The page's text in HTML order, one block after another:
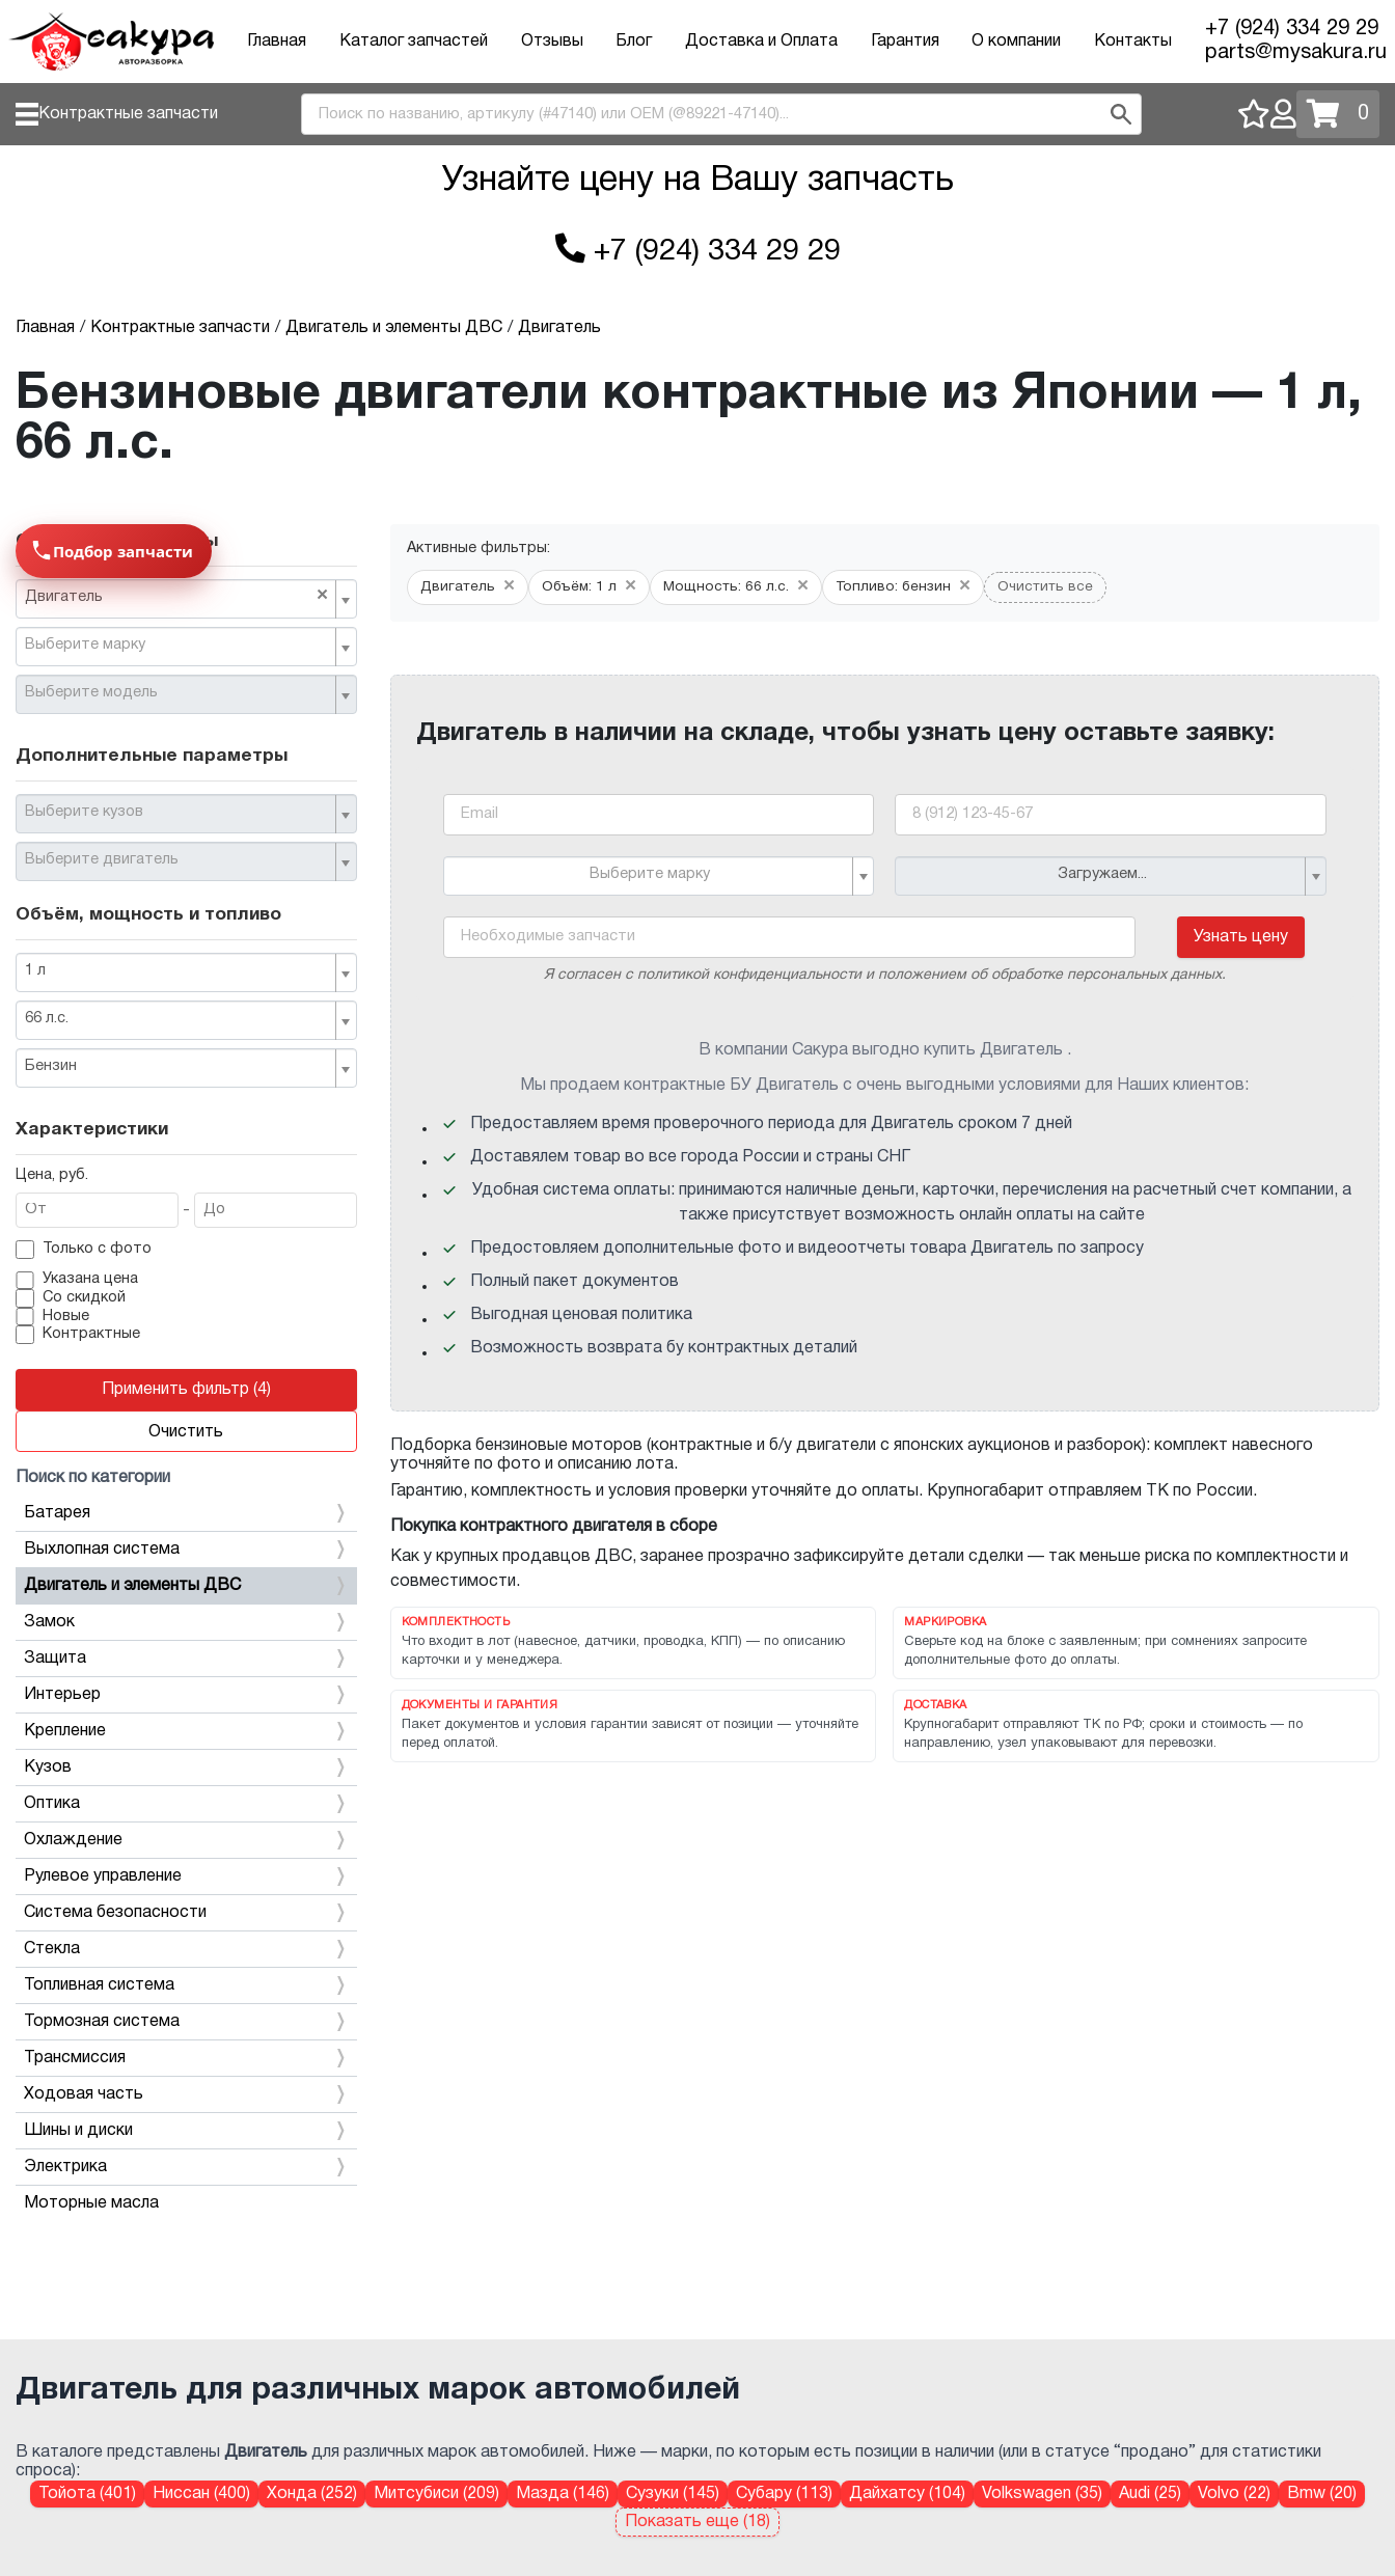
Главная Каталог запчастей Отзывы Блог Доставка и Оплата Гарантия О компании Контакты
+7 (924) 334 29 29
parts@mysakura.ru
Контрактные запчасти 0
Узнайте цену на Вашу запчасть
+7 (924) 334 29 29
Главная Контрактные запчасти Двигатель и элементы ДВС Двигатель
Бензиновые двигатели контрактные из Японии — 1 л,
66 л.с.
Основные параметры
×
Двигатель
Выберите марку
Выберите модель
Дополнительные параметры
Выберите кузов
Выберите двигатель
Объём, мощность и топливо
1 л
66 л.с.
Бензин
Характеристики
Цена, руб.
-
Только с фото
Указана цена
Со скидкой
Новые
Контрактные
Применить фильтр (4)
Очистить
Поиск по категории
Батарея
Выхлопная система
Двигатель и элементы ДВС
Замок
Защита
Интерьер
Крепление
Кузов
Оптика
Охлаждение
Рулевое управление
Система безопасности
Стекла
Топливная система
Тормозная система
Трансмиссия
Ходовая часть
Шины и диски
Электрика
Моторные масла
Активные фильтры:
Двигатель × Объём: 1 л × Мощность: 66 л.с. × Топливо: бензин × Очистить все
Двигатель в наличии на складе, чтобы узнать цену оставьте заявку:
Выберите марку Загружаем...
Узнать цену
Я согласен с политикой конфиденциальности и положением об обработке персональных данных.
В компании Сакура выгодно купить Двигатель .
Мы продаем контрактные БУ Двигатель с очень выгодными условиями для Наших клиентов:
Предоставляем время проверочного периода для Двигатель сроком 7 дней
Доставялем товар во все города России и страны СНГ
Удобная система оплаты: принимаются наличные деньги, карточки, перечисления на расчетный счет компании, а
также присутствует возможность онлайн оплаты на сайте
Предостовляем дополнительные фото и видеоотчеты товара Двигатель по запросу
Полный пакет документов
Выгодная ценовая политика
Возможность возврата бу контрактных деталий
Подборка бензиновые моторов (контрактные и б/у двигатели с японских аукционов и разборок): комплект навесного
уточняйте по фото и описанию лота.
Гарантию, комплектность и условия проверки уточняйте до оплаты. Крупногабарит отправляем ТК по России.
Покупка контрактного двигателя в сборе
Как у крупных продавцов ДВС, заранее прозрачно зафиксируйте детали сделки — так меньше риска по комплектности и
совместимости.
КОМПЛЕКТНОСТЬ
Что входит в лот (навесное, датчики, проводка, КПП) — по описанию
карточки и у менеджера.
МАРКИРОВКА
Сверьте код на блоке с заявленным; при сомнениях запросите
дополнительные фото до оплаты.
ДОКУМЕНТЫ И ГАРАНТИЯ
Пакет документов и условия гарантии зависят от позиции — уточняйте
перед оплатой.
ДОСТАВКА
Крупногабарит отправляют ТК по РФ; сроки и стоимость — по
направлению, узел упаковывают для перевозки.
Подбор запчасти
Двигатель для различных марок автомобилей
В каталоге представлены Двигатель для различных марок автомобилей. Ниже — марки, по которым есть позиции в наличии (или в статусе “продано” для статистики
спроса):
Тойота (401)
Ниссан (400) Хонда (252) Митсубиси (209) Мазда (146) Сузуки (145) Субару (113) Дайхатсу (104) Volkswagen (35) Audi (25) Volvo (22)
Bmw (20)
Показать еще (18)